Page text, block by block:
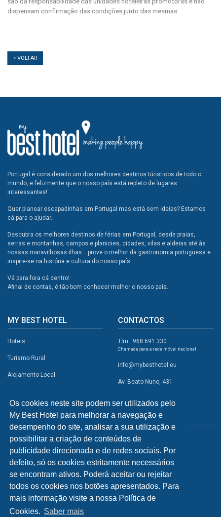
Os cookies neste site podem ser utilizados pelo
My Best Hotel para melhorar a navegação e
desempenho do site, analisar a sua utilização e
possibilitar a criação de conteúdos de
publicidade direcionada e de redes sociais. Por
defeito, só os cookies estritamente necessários
se encontram ativos. Poderá aceitar ou rejeitar
todos os cookies nos botões apresentados. Para
mais informação visite a nossa Política de
Cookies. Saber mais
dispensam confirmação das condições junto das mesmas.
« VOLTAR
Portugal é considerado um dos melhores destinos túristicos de todo o
mundo, e felizmente que o nosso país está repleto de lugares
interessantes!
Quer planear escapadinhas em Portugal mas está sem ideias? Estamos
cá para o ajudar.
Descubra os melhores destinos de férias em Portugal, desde praias,
serras e montanhas, campos e planicies, cidades, vilas e aldeias até às
nossas maravilhosas ilhas... prove o melhor da gastronomia portuguesa e
inspire-se na história e cultura do nosso país.
Vá para fora cá dentro!
Afinal de contas, é tão bom conhecer melhor o nosso país.
MY BEST HOTEL
Hoteis
Turismo Rural
Alojamento Local
Campismo
Atividades
Restaurantes
A Visitar
INFORMAÇÕES
Política de Privacidade
CONTACTOS
Tlm.: 968 691 330
Chamada para a rede móvel nacional
info@mybesthotel.eu
Av. Beato Nuno, 431
2495-401 Fátima
REDES SOCIAIS